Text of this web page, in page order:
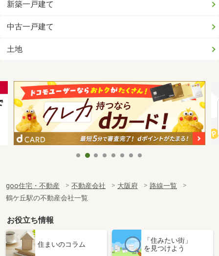
新築一戸建て
中古一戸建て
土地
goo住宅・不動産 不動産会社 大阪府
路線一覧
鶴ケ丘駅の不動産会社一覧
お役立ち情報
住まいのコラム
「住みたい街」
を見つけよう